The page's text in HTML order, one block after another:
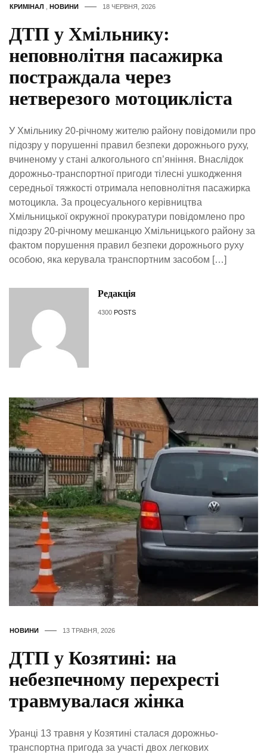
КРИМІНАЛ НОВИНИ 18 ЧЕРВНЯ, 2026
ДТП у Хмільнику:
неповнолітня пасажирка
постраждала через
нетверезого мотоцикліста
У Хмільнику 20-річному жителю району повідомили про
підозру у порушенні правил безпеки дорожнього руху,
вчиненому у стані алкогольного сп’яніння. Внаслідок
дорожньо-транспортної пригоди тілесні ушкодження
середньої тяжкості отримала неповнолітня пасажирка
мотоцикла. За процесуального керівництва
Хмільницької окружної прокуратури повідомлено про
підозру 20-річному мешканцю Хмільницького району за
фактом порушення правил безпеки дорожнього руху
особою, яка керувала транспортним засобом […]
Редакція
4300 POSTS
НОВИНИ 13 ТРАВНЯ, 2026
ДТП у Козятині: на
небезпечному перехресті
травмувалася жінка
Уранці 13 травня у Козятині сталася дорожньо-
транспортна пригода за участі двох легкових